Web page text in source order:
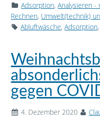
Adsorption,Analysieren -
Rechnen, Umwelt(technik)
Abluftwäsche,Adsorption
gegen
4. Dezember 2020